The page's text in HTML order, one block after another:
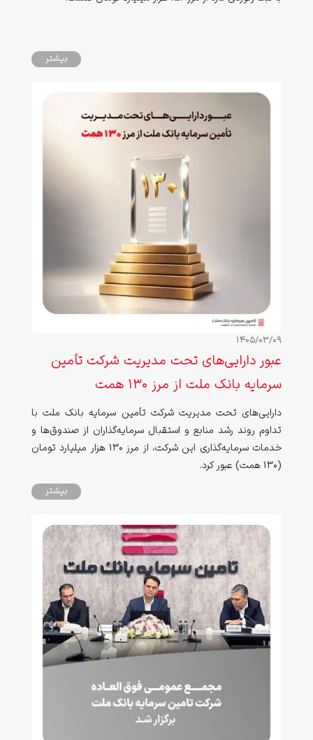
بیشتر
1405/03/09
عبور دارایی‌های تحت مدیریت شرکت تأمین
سرمایه بانک ملت از مرز ۱۳۰ همت
دارایی‌های تحت مدیریت شرکت تأمین سرمایه بانک ملت با
تداوم روند رشد منابع و استقبال سرمایه‌گذاران از صندوق‌ها و
خدمات سرمایه‌گذاری این شرکت، از مرز ۱۳۰ هزار میلیارد تومان
(۱۳۰ همت) عبور کرد.
بیشتر